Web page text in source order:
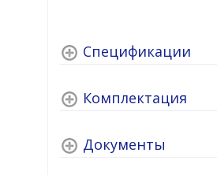
Спецификации
Комплектация
Документы